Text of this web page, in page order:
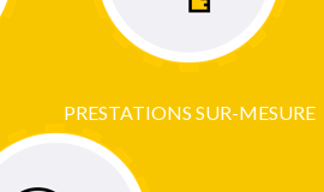
PRESTATIONS SUR-MESURE